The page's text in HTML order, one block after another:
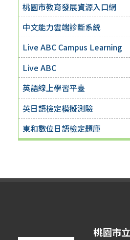
桃園市教育發展資源入口網
中文能力雲端診斷系統
Live ABC Campus Learning
Live ABC
英語線上學習平臺
英日語檢定模擬測驗
東和數位日語檢定題庫
桃園市